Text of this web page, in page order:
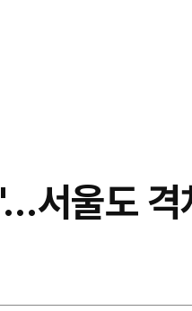
서울도 격